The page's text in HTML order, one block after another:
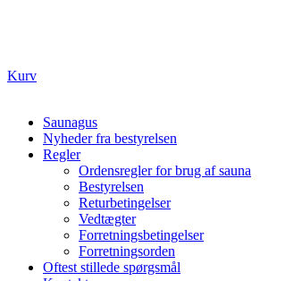
Kurv
Saunagus
Nyheder fra bestyrelsen
Regler
Ordensregler for brug af sauna
Bestyrelsen
Returbetingelser
Vedtægter
Forretningsbetingelser
Forretningsorden
Oftest stillede spørgsmål